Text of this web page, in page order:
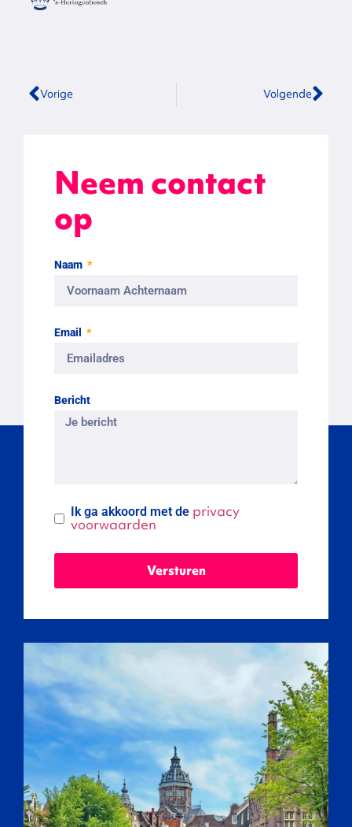
Vorige Volgende
Neem contact
op
Naam
Email
Bericht
Ik ga akkoord met de privacy
voorwaarden
Versturen